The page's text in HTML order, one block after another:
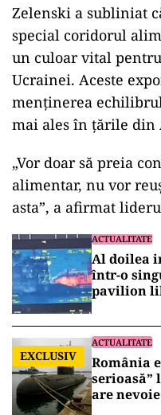
Zelenski a subliniat
special coridorul
un culoar vital
Ucrainei. Aceste
menținerea
mai ales în țările
„Vor doar să preia
alimentar, nu vor
asta”, a afirmat
ACTUALITATE
Al doilea
într-o
pavilion
EXCLUSIV
ACTUALITATE
România
serioasă”
are